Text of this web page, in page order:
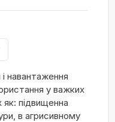
навантаження
у важких
як: підвищенна
в агрисивному